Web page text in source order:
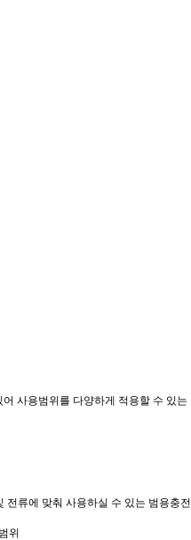
사용범위를 다양하게 적용할 수 있는
전류에 맞춰 사용하실 수 있는 범용충전
위